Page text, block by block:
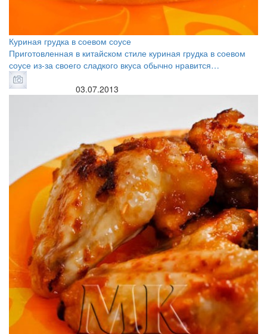
Куриная грудка в соевом соусе
Приготовленная в китайском стиле куриная грудка в соевом
соусе из-за своего сладкого вкуса обычно нравится…
03.07.2013